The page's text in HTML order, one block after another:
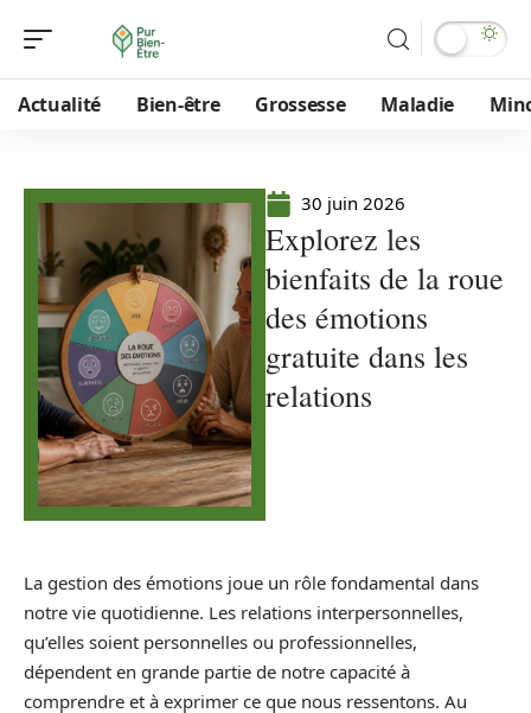
Actualité Bien-être Grossesse Maladie
30 juin 2026
Explorez les
bienfaits de la roue
des émotions
gratuite dans les
relations
La gestion des émotions joue un rôle fondamental dans
notre vie quotidienne. Les relations interpersonnelles,
qu’elles soient personnelles ou professionnelles,
dépendent en grande partie de notre capacité à
comprendre et à exprimer ce que nous ressentons. Au